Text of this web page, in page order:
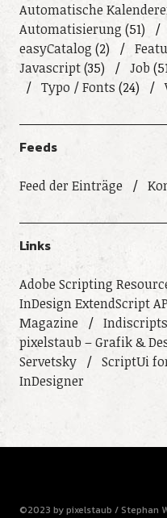
Automatische
Automatisierung (51)
easyCatalog (2)
Javascript(35) Job
Typo / Fonts (24)
Feeds
Feed der Einträge
Links
Adobe Scripting
InDesign ExtendScript
Magazine
Indiscripts
pixelstaub – Grafik &
Servetsky
ScriptUi
InDesigner
©2023 by pixelstaub / Stephan